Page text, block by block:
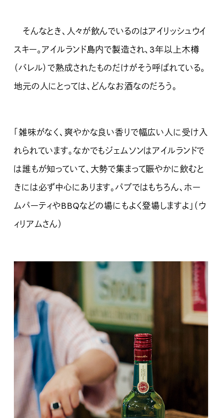
そんなとき、人々が飲んでいるのはアイリッシュウイ
スキー。アイルランド島内で製造され、3年以上木樽
（バレル）で熟成されたものだけがそう呼ばれている。
地元の人にとっては、どんなお酒なのだろう。
「雑味がなく、爽やかな良い香りで幅広い人に受け入
れられています。なかでもジェムソンはアイルランドで
は誰もが知っていて、大勢で集まって賑やかに飲むと
きには必ず中心にあります。パブではもちろん、ホー
ムパーティやBBQなどの場にもよく登場しますよ」（ウ
ィリアムさん）